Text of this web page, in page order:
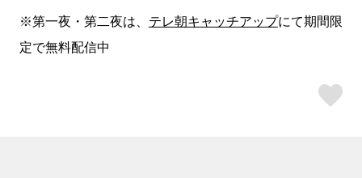
※第一夜・第二夜は、 テレ朝キャッチアップにて期間限
定で無料配信中